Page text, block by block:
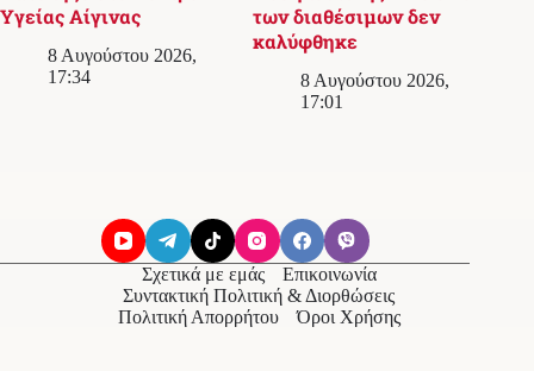
Υγείας Αίγινας
8 Αυγούστου 2026,
17:34
των διαθέσιμων δεν
καλύφθηκε
8 Αυγούστου 2026,
17:01
Σχετικά με εμάς
Επικοινωνία
Συντακτική Πολιτική & Διορθώσεις
Πολιτική Απορρήτου
Όροι Χρήσης